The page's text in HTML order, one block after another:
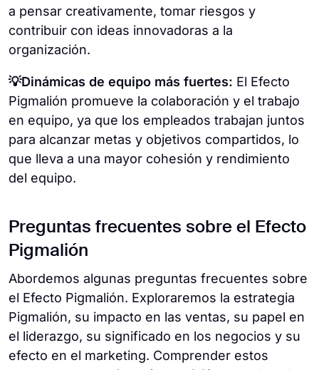
a pensar creativamente, tomar riesgos y
contribuir con ideas innovadoras a la
organización.
💡Dinámicas de equipo más fuertes: El Efecto
Pigmalión promueve la colaboración y el trabajo
en equipo, ya que los empleados trabajan juntos
para alcanzar metas y objetivos compartidos, lo
que lleva a una mayor cohesión y rendimiento
del equipo.
Preguntas frecuentes sobre el Efecto
Pigmalión
Abordemos algunas preguntas frecuentes sobre
el Efecto Pigmalión. Exploraremos la estrategia
Pigmalión, su impacto en las ventas, su papel en
el liderazgo, su significado en los negocios y su
efecto en el marketing. Comprender estos